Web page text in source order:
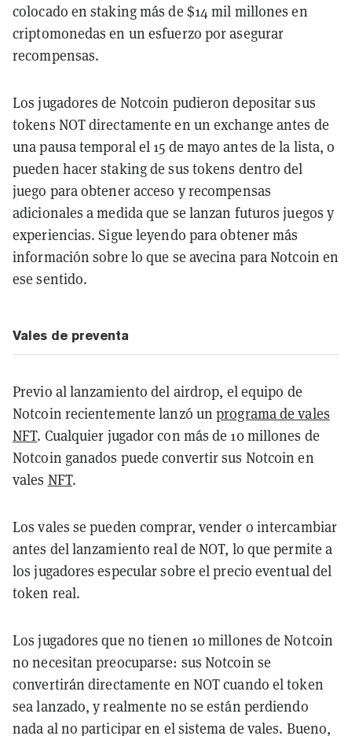
colocado en staking más de $14 mil millones en
criptomonedas en un esfuerzo por asegurar
recompensas.
Los jugadores de Notcoin pudieron depositar sus
tokens NOT directamente en un exchange antes de
una pausa temporal el 15 de mayo antes de la lista, o
pueden hacer staking de sus tokens dentro del
juego para obtener acceso y recompensas
adicionales a medida que se lanzan futuros juegos y
experiencias. Sigue leyendo para obtener más
información sobre lo que se avecina para Notcoin en
ese sentido.
Vales de preventa
Previo al lanzamiento del airdrop, el equipo de
Notcoin recientemente lanzó unprograma de vales
NFT. Cualquier jugador con más de 10 millones de
Notcoin ganados puede convertir sus Notcoin en
vales NFT.
Los vales se pueden comprar, vender o intercambiar
antes del lanzamiento real de NOT, lo que permite a
los jugadores especular sobre el precio eventual del
token real.
Los jugadores que no tienen 10 millones de Notcoin
no necesitan preocuparse: sus Notcoin se
convertirán directamente en NOT cuando el token
sea lanzado, y realmente no se están perdiendo
nada al no participar en el sistema de vales. Bueno,